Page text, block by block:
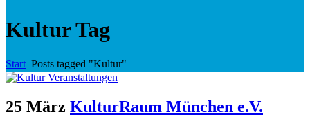
Kultur Tag
Start Posts tagged "Kultur"
25 März KulturRaum München e.V.